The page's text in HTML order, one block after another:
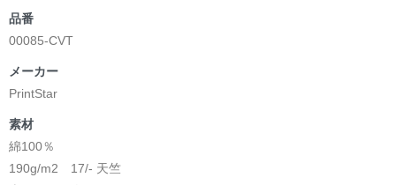
品番
00085-CVT
メーカー
PrintStar
素材
綿100％
190g/m2 17/- 天竺